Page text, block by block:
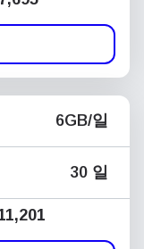
6GB/일
30 일